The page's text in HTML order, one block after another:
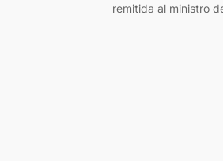
remitida al ministro